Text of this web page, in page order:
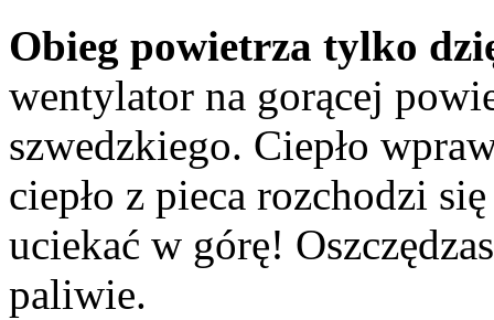
Obieg powietrza tylko
wentylator na gorącej
szwedzkiego. Ciepło
ciepło z pieca rozchodzi
uciekać w górę!
paliwie.